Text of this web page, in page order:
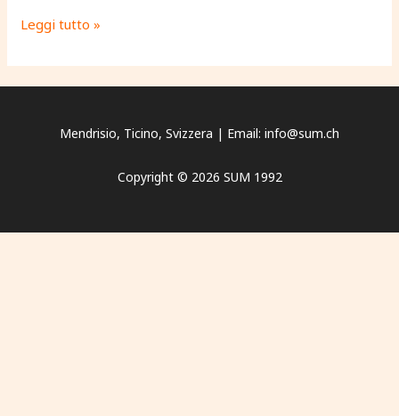
Leggi tutto »
Mendrisio, Ticino, Svizzera | Email: info@sum.ch
Copyright © 2026 SUM 1992